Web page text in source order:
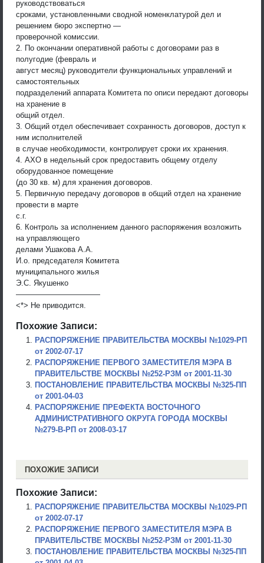
руководствоваться
сроками, установленными сводной номенклатурой дел и
решением бюро экспертно —
проверочной комиссии.
2. По окончании оперативной работы с договорами раз в
полугодие (февраль и
август месяц) руководители функциональных управлений и
самостоятельных
подразделений аппарата Комитета по описи передают договоры
на хранение в
общий отдел.
3. Общий отдел обеспечивает сохранность договоров, доступ к
ним исполнителей
в случае необходимости, контролирует сроки их хранения.
4. АХО в недельный срок предоставить общему отделу
оборудованное помещение
(до 30 кв. м) для хранения договоров.
5. Первичную передачу договоров в общий отдел на хранение
провести в марте
с.г.
6. Контроль за исполнением данного распоряжения возложить
на управляющего
делами Ушакова А.А.
И.о. председателя Комитета
муниципального жилья
Э.С. Якушенко
———————————
<*> Не приводится.
Похожие Записи:
РАСПОРЯЖЕНИЕ ПРАВИТЕЛЬСТВА МОСКВЫ №1029-РП
от 2002-07-17
РАСПОРЯЖЕНИЕ ПЕРВОГО ЗАМЕСТИТЕЛЯ МЭРА В
ПРАВИТЕЛЬСТВЕ МОСКВЫ №252-РЗМ от 2001-11-30
ПОСТАНОВЛЕНИЕ ПРАВИТЕЛЬСТВА МОСКВЫ №325-ПП
от 2001-04-03
РАСПОРЯЖЕНИЕ ПРЕФЕКТА ВОСТОЧНОГО
АДМИНИСТРАТИВНОГО ОКРУГА ГОРОДА МОСКВЫ
№279-В-РП от 2008-03-17
ПОХОЖИЕ ЗАПИСИ
Похожие Записи:
РАСПОРЯЖЕНИЕ ПРАВИТЕЛЬСТВА МОСКВЫ №1029-РП
от 2002-07-17
РАСПОРЯЖЕНИЕ ПЕРВОГО ЗАМЕСТИТЕЛЯ МЭРА В
ПРАВИТЕЛЬСТВЕ МОСКВЫ №252-РЗМ от 2001-11-30
ПОСТАНОВЛЕНИЕ ПРАВИТЕЛЬСТВА МОСКВЫ №325-ПП